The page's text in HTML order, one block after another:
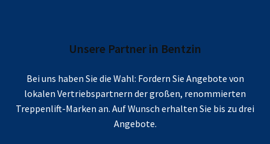
Unsere Partner in Bentzin
Bei uns haben Sie die Wahl: Fordern Sie Angebote von
lokalen Vertriebspartnern der großen, renommierten
Treppenlift-Marken an. Auf Wunsch erhalten Sie bis zu drei
Angebote.